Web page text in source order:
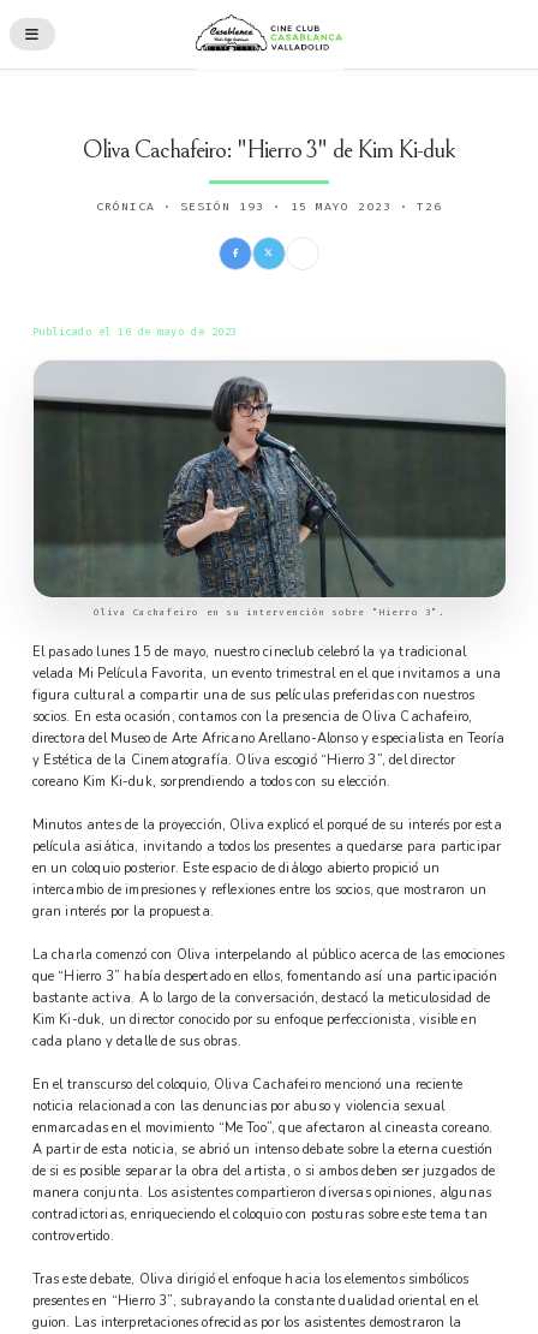
Oliva Cachafeiro: "Hierro 3" de Kim Ki-duk
CRÓNICA · SESIÓN 193 · 15 MAYO 2023 · T26
Publicado el 16 de mayo de 2023
Oliva Cachafeiro en su intervención sobre "Hierro 3".
El pasado lunes 15 de mayo, nuestro cineclub celebró la ya tradicional
velada Mi Película Favorita, un evento trimestral en el que invitamos a una
figura cultural a compartir una de sus películas preferidas con nuestros
socios. En esta ocasión, contamos con la presencia de Oliva Cachafeiro,
directora del Museo de Arte Africano Arellano-Alonso y especialista en Teoría
y Estética de la Cinematografía. Oliva escogió “Hierro 3”, del director
coreano Kim Ki-duk, sorprendiendo a todos con su elección.
Minutos antes de la proyección, Oliva explicó el porqué de su interés por esta
película asiática, invitando a todos los presentes a quedarse para participar
en un coloquio posterior. Este espacio de diálogo abierto propició un
intercambio de impresiones y reflexiones entre los socios, que mostraron un
gran interés por la propuesta.
La charla comenzó con Oliva interpelando al público acerca de las emociones
que “Hierro 3” había despertado en ellos, fomentando así una participación
bastante activa. A lo largo de la conversación, destacó la meticulosidad de
Kim Ki-duk, un director conocido por su enfoque perfeccionista, visible en
cada plano y detalle de sus obras.
En el transcurso del coloquio, Oliva Cachafeiro mencionó una reciente
noticia relacionada con las denuncias por abuso y violencia sexual
enmarcadas en el movimiento “Me Too”, que afectaron al cineasta coreano.
A partir de esta noticia, se abrió un intenso debate sobre la eterna cuestión
de si es posible separar la obra del artista, o si ambos deben ser juzgados de
manera conjunta. Los asistentes compartieron diversas opiniones, algunas
contradictorias, enriqueciendo el coloquio con posturas sobre este tema tan
controvertido.
Tras este debate, Oliva dirigió el enfoque hacia los elementos simbólicos
presentes en “Hierro 3”, subrayando la constante dualidad oriental en el
guion. Las interpretaciones ofrecidas por los asistentes demostraron la